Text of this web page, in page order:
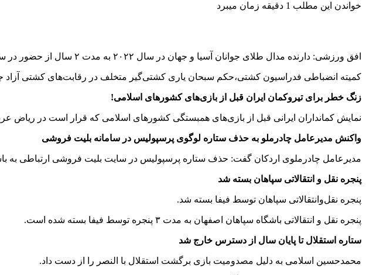
خواندن این مطلب 1 دقیقه زمان میبرد
افق ورزشی: دارنده مدال طلای جوانان آسیا و جهان در سال ۲۰۲۲ به مدت ۲ سال از حضور در سالن‌های کشتی محروم شد.
کمیته انضباطی فدراسیون کشتی،حکم سبحان یاری کشتی‌گیر متخلف در رقابت‌های کشتی آزاد
زنگ خطر برای تیروکمان ایران قبل از بازی‌های کشورهای اسلامی!
نمایش کمانداران ایرانی قبل از بازی‌های همبستگی کشورهای اسلامی که قرار است در ریاض
واکنش مدیرعامل چادرملو به حذف ستاره لوگوی پرسپولیس در سامانه بلیت فروشی
مدیرعامل چادرملوی اردکان گفت: حذف ستاره پرسپولیس در سایت بلیت فروشی ارتباطی به
پنجره نقل و انتقالاتی سپاهان بسته شد
پنجره نقل‌وانتقالاتی سپاهان توسط فیفا بسته شد.
پنجره نقل و انتقالاتی باشگاه سپاهان اصفهان به مدت ۳ پنجره توسط فیفا بسته شده است.
ستاره استقلال تا پایان سال از دسترس خارج شد
محمدحسین اسلامی به دلیل مصدومیت بازی برگشت استقلال با النصر را از دست داد.